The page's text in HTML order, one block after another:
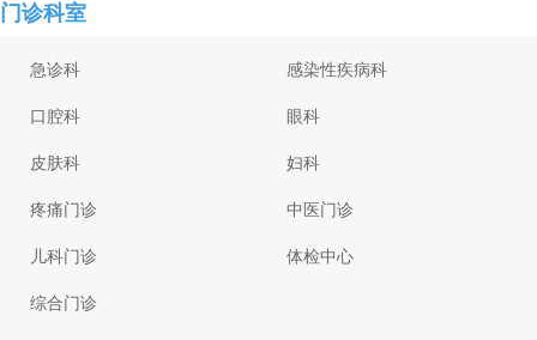
门诊科室
急诊科 感染性疾病科
口腔科 眼科
皮肤科 妇科
疼痛门诊 中医门诊
儿科门诊 体检中心
综合门诊